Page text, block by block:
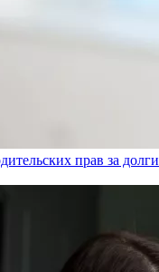
прав за долги